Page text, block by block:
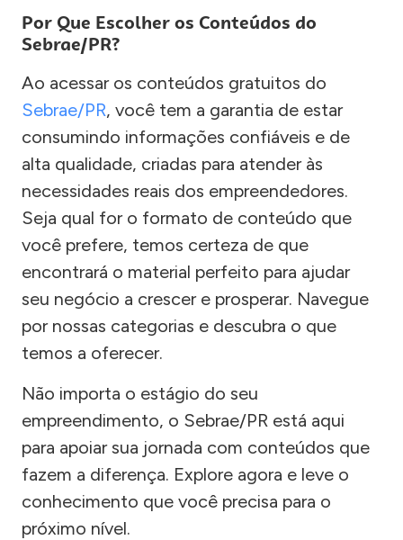
Por Que Escolher os Conteúdos do
Sebrae/PR?
Ao acessar os conteúdos gratuitos do
Sebrae/PR, você tem a garantia de estar
consumindo informações confiáveis e de
alta qualidade, criadas para atender às
necessidades reais dos empreendedores.
Seja qual for o formato de conteúdo que
você prefere, temos certeza de que
encontrará o material perfeito para ajudar
seu negócio a crescer e prosperar. Navegue
por nossas categorias e descubra o que
temos a oferecer.
Não importa o estágio do seu
empreendimento, o Sebrae/PR está aqui
para apoiar sua jornada com conteúdos que
fazem a diferença. Explore agora e leve o
conhecimento que você precisa para o
próximo nível.